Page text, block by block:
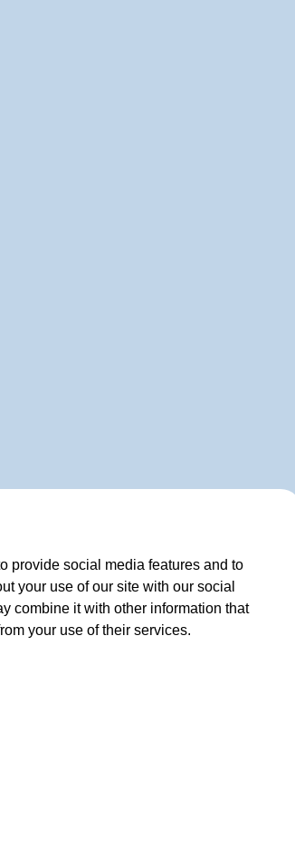
provide social media features and to
your use of our site with our social
combine it with other information that
your use of their services.